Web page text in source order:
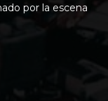
por la escena